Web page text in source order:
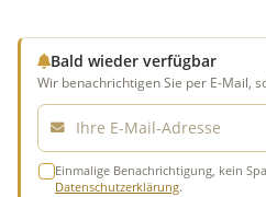
Bald wieder verfügbar
Wir benachrichtigen Sie per E-Mail,
E-Mail
Einmalige Benachrichtigung, kein
Datenschutzerklärung.